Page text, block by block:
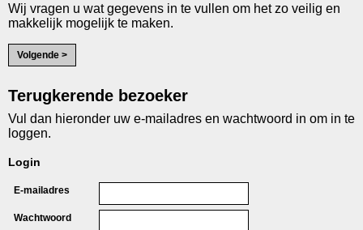
Wij vragen u wat gegevens in te vullen om het zo veilig en
makkelijk mogelijk te maken.
Terugkerende bezoeker
Vul dan hieronder uw e-mailadres en wachtwoord in om in te
loggen.
Login
E-mailadres
Wachtwoord